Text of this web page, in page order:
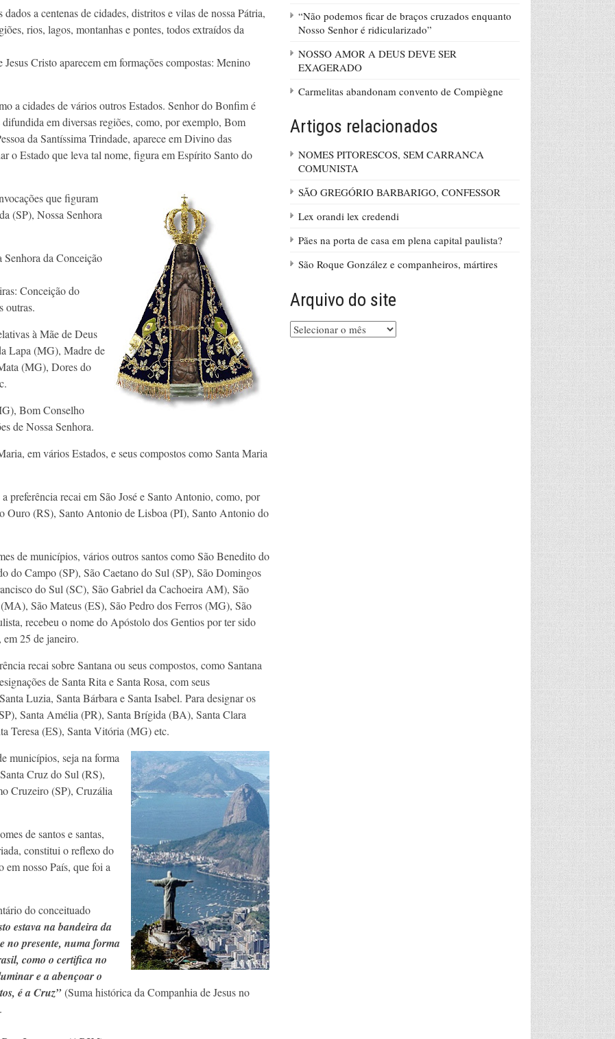
a centenas de cidades, distritos e vilas de nossa Pátria,
rios, lagos, montanhas e pontes, todos extraídos da
Cristo aparecem em formações compostas: Menino
a cidades de vários outros Estados. Senhor do Bonfim é
em diversas regiões, como, por exemplo, Bom
da Santíssima Trindade, aparece em Divino das
o Estado que leva tal nome, figura em Espírito Santo do
que figuram
(SP), Nossa Senhora
Senhora da Conceição
Conceição do
outras.
à Mãe de Deus
Lapa (MG), Madre de
(MG), Dores do
Bom Conselho
de Nossa Senhora.
em vários Estados, e seus compostos como Santa Maria
preferência recai em São José e Santo Antonio, como, por
Ouro (RS), Santo Antonio de Lisboa (PI), Santo Antonio do
de municípios, vários outros santos como São Benedito do
do Campo (SP), São Caetano do Sul (SP), São Domingos
do Sul (SC), São Gabriel da Cachoeira AM), São
São Mateus (ES), São Pedro dos Ferros (MG), São
recebeu o nome do Apóstolo dos Gentios por ter sido
em 25 de janeiro.
recai sobre Santana ou seus compostos, como Santana
de Santa Rita e Santa Rosa, com seus
Luzia, Santa Bárbara e Santa Isabel. Para designar os
Santa Amélia (PR), Santa Brígida (BA), Santa Clara
Teresa (ES), Santa Vitória (MG) etc.
municípios, seja na forma
Cruz do Sul (RS),
Cruzeiro (SP), Cruzália
de santos e santas,
constitui o reflexo do
nosso País, que foi a
do conceituado
estava na bandeira da
no presente, numa forma
como o certifica no
e a abençoar o
é a Cruz”(Suma histórica da Companhia de Jesus no
“Não podemos ficar de braços cruzados enquanto
Nosso Senhor é ridicularizado”
NOSSO AMOR A DEUS DEVE SER
EXAGERADO
Carmelitas abandonam convento de Compiègne
Artigos relacionados
NOMES PITORESCOS, SEM CARRANCA
COMUNISTA
SÃO GREGÓRIO BARBARIGO, CONFESSOR
Lex orandi lex credendi
Pães na porta de casa em plena capital paulista?
São Roque González e companheiros, mártires
Arquivo do site
Arquivo
do